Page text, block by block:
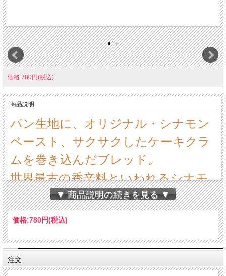
価格:780円(税込)
商品説明
パン生地に、オリジナル・シナモン
ペースト、サクサクしたケーキクラ
ムを巻き込んだブレッド。
世界最古の香辛料といわれるシナモ
ンは心を穏やかに、楽しくさせてく
れるスパイス。
くのシナモンファンに支持されてい
ます。
▼ 商品説明の続きを見る ▼
価格:780円(税込)
注文